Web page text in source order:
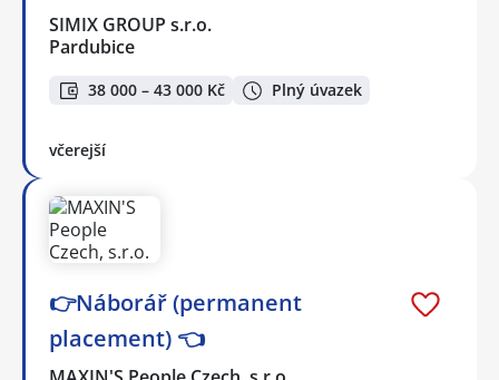
SIMIX GROUP s.r.o.
Pardubice
38 000 – 43 000 Kč Plný úvazek
včerejší
👉Náborář (permanent
placement) 👈